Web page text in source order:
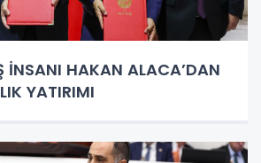
İNSANI HAKAN ALACA’DAN
YATIRIMI